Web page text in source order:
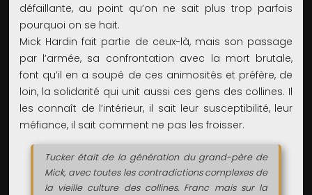
défaillante, au point qu’on ne sait plus trop parfois
pourquoi on se hait.
Mick Hardin fait partie de ceux-là, mais son passage
par l’armée, sa confrontation avec la mort brutale,
font qu’il en a soupé de ces animosités et préfère, de
loin, la solidarité qui unit aussi ces gens des collines. Il
les connaît de l’intérieur, il sait leur susceptibilité, leur
méfiance, il sait comment ne pas les froisser.
Tucker était de la génération du grand-père de
Mick, avec toutes les contradictions complexes de
la vieille culture des collines. Franc mais sur la